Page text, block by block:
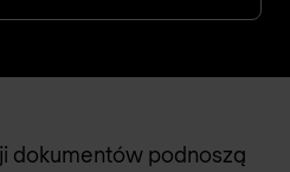
dokumentów podnoszą